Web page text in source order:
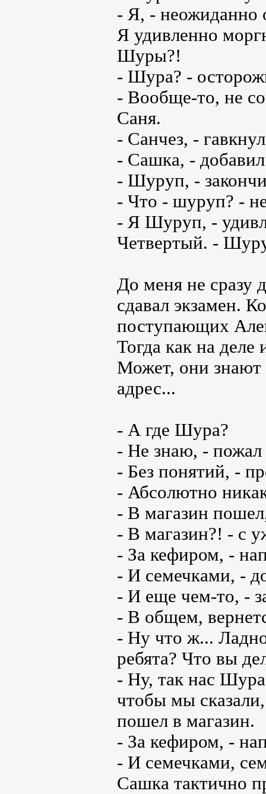
- Я, - неожиданно
Я удивленно
Шуры?!
- Шура? -
- Вообще-то, не
Саня.
- Санчез, -
- Сашка, -
- Шуруп, -
- Что - шуруп? -
- Я Шуруп, -
Четвертый. -
До меня не сразу
сдавал экзамен.
поступающих
Тогда как на
Может, они
адрес...
- А где Шура?
- Не знаю, -
- Без понятий, -
- Абсолютно
- В магазин
- В магазин?! - с
- За кефиром, -
- И семечками, -
- И еще чем-то, -
- В общем,
- Ну что ж...
ребята? Что вы
- Ну, так нас
чтобы мы
пошел в магазин.
- За кефиром, -
- И семечками,
Сашка тактично